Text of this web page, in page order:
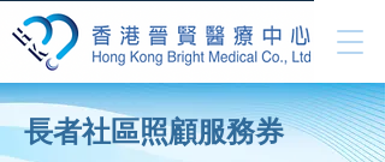
長者社區照顧服務券